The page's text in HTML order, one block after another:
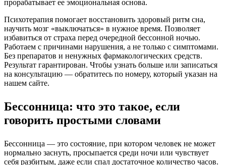
прорабатывает ее эмоциональная основа.
Психотерапия помогает восстановить здоровый ритм сна,
научить мозг «выключаться» в нужное время. Позволяет
избавиться от страха перед очередной бессонной ночью.
Работаем с причинами нарушения, а не только с симптомами.
Без препаратов и ненужных фармакологических средств.
Результат гарантирован. Чтобы узнать больше или записаться
на консультацию — обратитесь по номеру, который указан на
нашем сайте.
Бессонница: что это такое, если
говорить простыми словами
Бессонница — это состояние, при котором человек не может
нормально заснуть, просыпается среди ночи или чувствует
себя разбитым, даже если спал достаточное количество часов.